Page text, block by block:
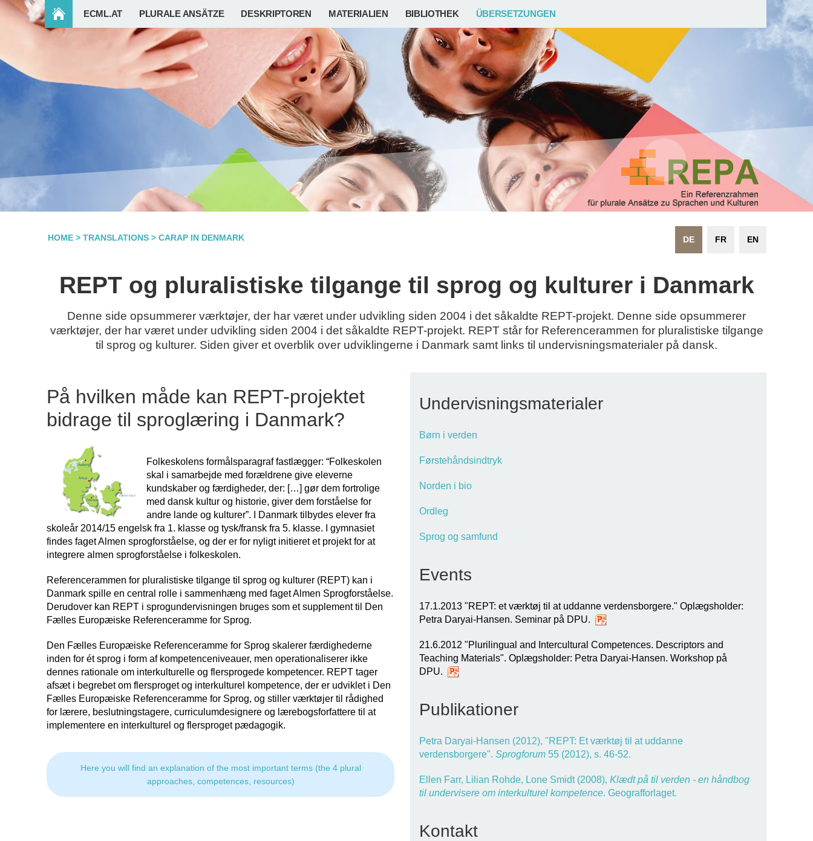
ECML.AT PLURALE ANSÄTZE DESKRIPTOREN MATERIALIEN BIBLIOTHEK ÜBERSETZUNGEN
EN
FR
DE
HOME > TRANSLATIONS > CARAP IN DENMARK
REPT og pluralistiske tilgange til sprog og kulturer i Danmark
Denne side opsummerer værktøjer, der har været under udvikling siden 2004 i det såkaldte REPT-projekt. Denne side opsummerer
værktøjer, der har været under udvikling siden 2004 i det såkaldte REPT-projekt. REPT står for Referencerammen for pluralistiske tilgange
til sprog og kulturer. Siden giver et overblik over udviklingerne i Danmark samt links til undervisningsmaterialer på dansk.
På hvilken måde kan REPT-projektet
bidrage til sproglæring i Danmark?
Folkeskolens formålsparagraf fastlægger: “Folkeskolen
skal i samarbejde med forældrene give eleverne
kundskaber og færdigheder, der: […] gør dem fortrolige
med dansk kultur og historie, giver dem forståelse for
andre lande og kulturer”. I Danmark tilbydes elever fra
skoleår 2014/15 engelsk fra 1. klasse og tysk/fransk fra 5. klasse. I gymnasiet
findes faget Almen sprogforståelse, og der er for nyligt initieret et projekt for at
integrere almen sprogforståelse i folkeskolen.
Referencerammen for pluralistiske tilgange til sprog og kulturer (REPT) kan i
Danmark spille en central rolle i sammenhæng med faget Almen Sprogforståelse.
Derudover kan REPT i sprogundervisningen bruges som et supplement til Den
Fælles Europæiske Referenceramme for Sprog.
Den Fælles Europæiske Referenceramme for Sprog skalerer færdighederne
inden for ét sprog i form af kompetenceniveauer, men operationaliserer ikke
dennes rationale om interkulturelle og flersprogede kompetencer. REPT tager
afsæt i begrebet om flersproget og interkulturel kompetence, der er udviklet i Den
Fælles Europæiske Referenceramme for Sprog, og stiller værktøjer til rådighed
for lærere, beslutningstagere, curriculumdesignere og lærebogsforfattere til at
implementere en interkulturel og flersproget pædagogik.
Here you will find an explanation of the most important terms (the 4 plural
approaches, competences, resources)
Undervisningsmaterialer
Børn i verden
Førstehåndsindtryk
Norden i bio
Ordleg
Sprog og samfund
Events
17.1.2013 "REPT: et værktøj til at uddanne verdensborgere." Oplægsholder:
Petra Daryai-Hansen. Seminar på DPU.
21.6.2012 "Plurilingual and Intercultural Competences. Descriptors and
Teaching Materials". Oplægsholder: Petra Daryai-Hansen. Workshop på
DPU.
Publikationer
Petra Daryai-Hansen (2012), "REPT: Et værktøj til at uddanne
verdensborgere". Sprogforum 55 (2012), s. 46-52.
Ellen Farr, Lilian Rohde, Lone Smidt (2008), Klædt på til verden - en håndbog
til undervisere om interkulturel kompetence. Geografforlaget.
Kontakt